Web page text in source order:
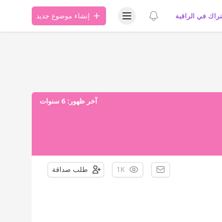
في الراقية عرض الإشعاراتعرض قائمة المستخدمإنشاء موضوع جديد
آخر ظهور: 6 سنوات
1K طلب صداقة